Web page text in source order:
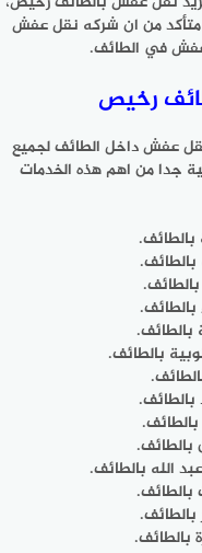
من ان شركه نقل عفش
في الطائف.
رخيص
عفش داخل الطائف لجميع
جدا من اهم هذه الخدمات
بالطائف.
الله بالطائف.